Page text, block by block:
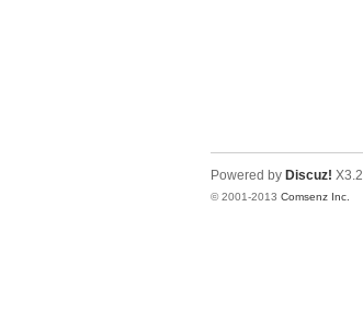
Powered by Discuz! X3.2
© 2001-2013 Comsenz Inc.